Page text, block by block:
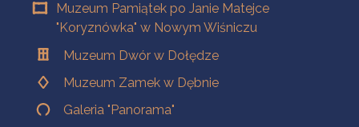
Muzeum Pamiątek po Janie Matejce
"Koryznówka" w Nowym Wiśniczu
Muzeum Dwór w Dołędze
Muzeum Zamek w Dębnie
Galeria "Panorama"